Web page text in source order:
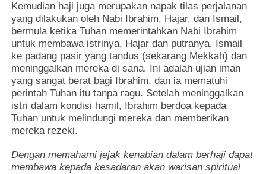
Kemudian haji juga merupakan napak tilas perjalanan
yang dilakukan oleh Nabi Ibrahim, Hajar, dan Ismail,
bermula ketika Tuhan memerintahkan Nabi Ibrahim
untuk membawa istrinya, Hajar dan putranya, Ismail
ke padang pasir yang tandus (sekarang Mekkah) dan
meninggalkan mereka di sana. Ini adalah ujian iman
yang sangat berat bagi Ibrahim, dan ia mematuhi
perintah Tuhan itu tanpa ragu. Setelah meninggalkan
istri dalam kondisi hamil, Ibrahim berdoa kepada
Tuhan untuk melindungi mereka dan memberikan
mereka rezeki.
Dengan memahami jejak kenabian dalam berhaji dapat
membawa kepada kesadaran akan warisan spiritual